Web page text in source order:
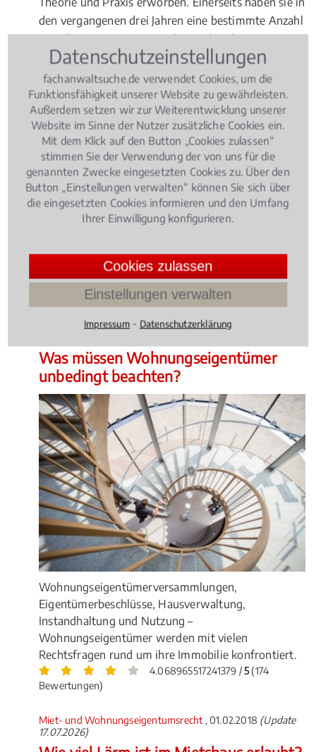
den vergangenen drei Jahren eine bestimmte Anzahl
an Fällen im Eigentumswohnung bearbeitet.
Andererseits haben sie sich in einem
Fachanwaltskurs umfassende theoretische
Kenntnisse im FachgebietMietrecht
Wohnungseigentumsrechtangeeignet und in einer
Prüfung erfolgreich nachgewiesen. Fachanwälte für
MietrechtWohnungseigentumsrecht müssen sich
übrigens nach ihrer Ernennung jährlich fortbilden.
Sie dürfen auch nur in ingesamt drei Rechtsgebieten
den Titel "Fachanwalt" erwerben.
Rechtsbeiträge zu
Eigentumswohnung
Miet- und Wohnungseigentumsrecht, 15.10.2015
Was müssen Wohnungseigentümer
unbedingt beachten?
Wohnungseigentümerversammlungen,
Eigentümerbeschlüsse, Hausverwaltung,
Instandhaltung und Nutzung –
Wohnungseigentümer werden mit vielen
Rechtsfragen rund um ihre Immobilie konfrontiert.
4.068965517241379 /5(174
Bewertungen)
Miet- und Wohnungseigentumsrecht , 01.02.2018 (Update
17.07.2026)
Datenschutzeinstellungen
fachanwaltsuche.de verwendet Cookies, um die
Funktionsfähigkeit unserer Website zu gewährleisten.
Außerdem setzen wir zur Weiterentwicklung unserer
Website im Sinne der Nutzer zusätzliche Cookies ein.
Mit dem Klick auf den Button „Cookies zulassen“
stimmen Sie der Verwendung der von uns für die
genannten Zwecke eingesetzten Cookies zu. Über den
Button „Einstellungen verwalten“ können Sie sich über
die eingesetzten Cookies informieren und den Umfang
Ihrer Einwilligung konfigurieren.
Cookies zulassen
Einstellungen verwalten
Impressum ⁃ Datenschutzerklärung